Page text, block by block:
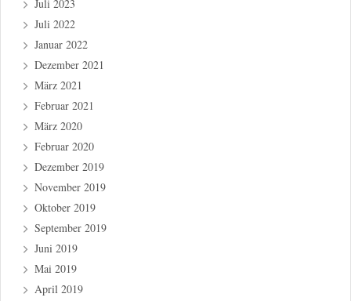
Juli 2023
Juli 2022
Januar 2022
Dezember 2021
März 2021
Februar 2021
März 2020
Februar 2020
Dezember 2019
November 2019
Oktober 2019
September 2019
Juni 2019
Mai 2019
April 2019